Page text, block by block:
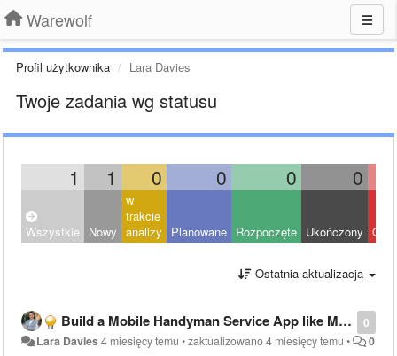
Warewolf
Profil użytkownika Lara Davies
Twoje zadania wg statusu
1 1 0 0 0 0
Wszystkie Nowy
w
trakcie
analizy
Planowane Rozpoczęte Ukończony
Ostatnia aktualizacja
0
Build a Mobile Handyman Service App like MyBuilder
Lara Davies4 miesięcy temu •zaktualizowano4 miesięcy temu • 0